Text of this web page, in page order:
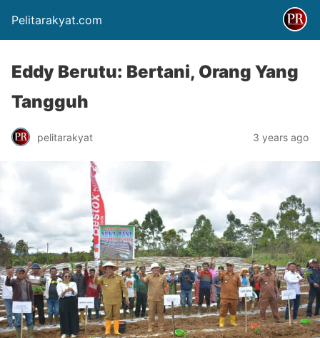
Pelitarakyat.com
Eddy Berutu: Bertani, Orang Yang
Tangguh
pelitarakyat 3 years ago